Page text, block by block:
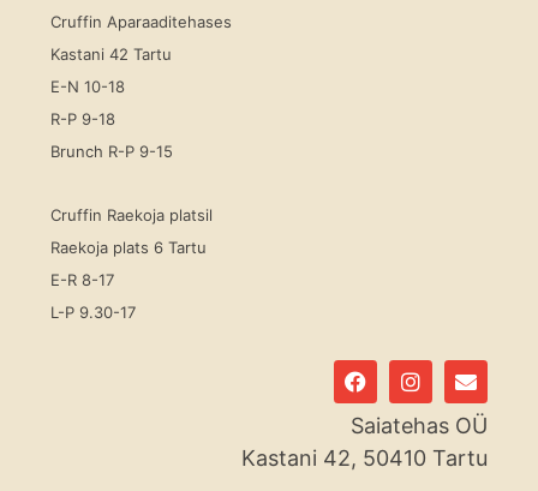
Cruffin Aparaaditehases
Kastani 42 Tartu
E-N 10-18
R-P 9-18
Brunch R-P 9-15
Cruffin Raekoja platsil
Raekoja plats 6 Tartu
E-R 8-17
L-P 9.30-17
F
a
c
e
b
o
I
n
s
t
a
E
n
v
e
l
Saiatehas OÜ
Kastani 42, 50410 Tartu